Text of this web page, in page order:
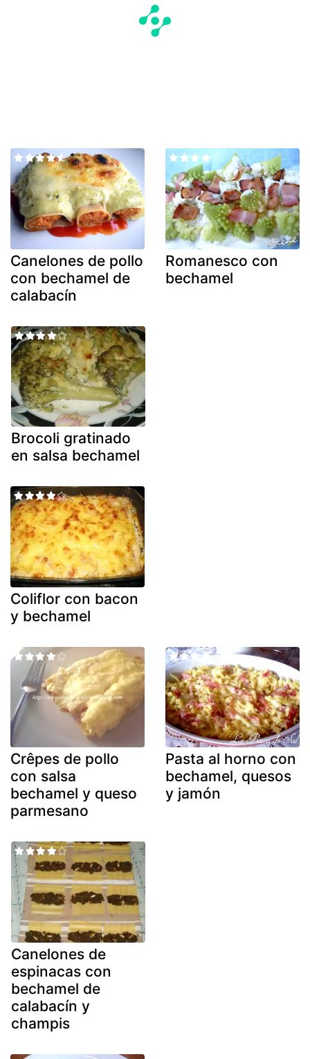
Canelones de pollo
con bechamel de
calabacín
Romanesco con
bechamel
Brocoli gratinado
en salsa bechamel
Coliflor con bacon
y bechamel
Crêpes de pollo
con salsa
bechamel y queso
parmesano
Pasta al horno con
bechamel, quesos
y jamón
Canelones de
espinacas con
bechamel de
calabacín y
champis